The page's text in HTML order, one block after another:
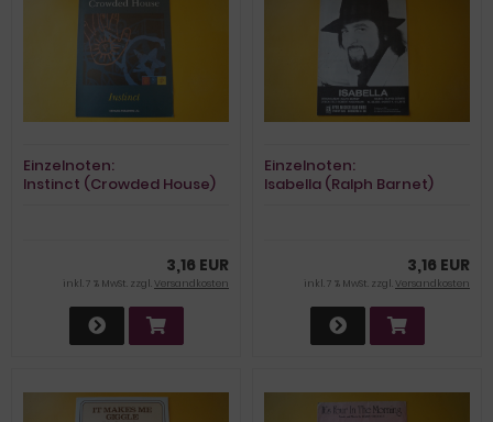
Einzelnoten:
Instinct (Crowded House)
3,16 EUR
inkl. 7 % MwSt. zzgl.Versandkosten
Einzelnoten:
Isabella (Ralph Barnet)
3,16 EUR
inkl. 7 % MwSt. zzgl.Versandkosten